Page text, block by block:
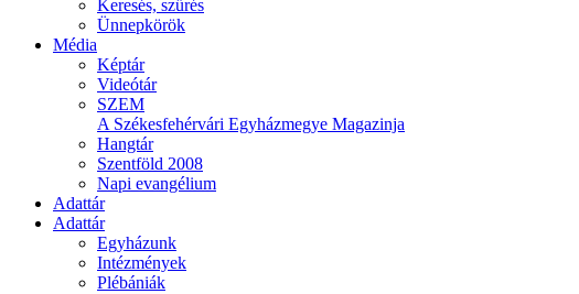
Keresés, szűrés
Ünnepkörök
Média
Képtár
Videótár
SZEM
A Székesfehérvári Egyházmegye Magazinja
Hangtár
Szentföld 2008
Napi evangélium
Adattár
Adattár
Egyházunk
Intézmények
Plébániák